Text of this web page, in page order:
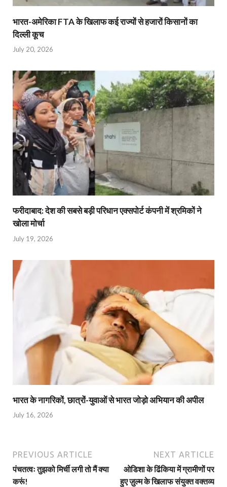
भारत-अमेरिका FTA के खिलाफ कई राज्यों से हजारों किसानों का
दिल्ली कूच
July 20, 2026
फरीदाबाद: देश की सबसे बड़ी परिधान एक्सपोर्ट कंपनी में श्रमिकों ने
खोला मोर्चा
July 19, 2026
भारत के नागरिकों, छात्रों-युवाओं से भारत जोड़ो अभियान की अपील
July 16, 2026
PREVIOUS ARTICLE
पंचतत्वः तुझको मिर्ची लगी तो मैं क्या
करूं!
NEXT ARTICLE
ओडिशा के ढिंकिया में ग्रामीणों पर
हुए ज़ुल्म के खिलाफ संयुक्त वक्तव्य